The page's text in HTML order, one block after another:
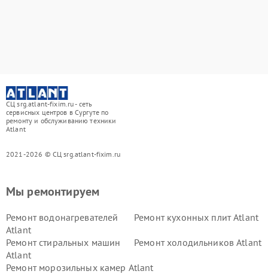
СЦ srg.atlant-fixim.ru - сеть
сервисных центров в Сургуте по
ремонту и обслуживанию техники
Atlant
2021-2026 © СЦ srg.atlant-fixim.ru
Мы ремонтируем
Ремонт водонагревателей
Atlant
Ремонт кухонных плит Atlant
Ремонт стиральных машин
Atlant
Ремонт холодильников Atlant
Ремонт морозильных камер Atlant